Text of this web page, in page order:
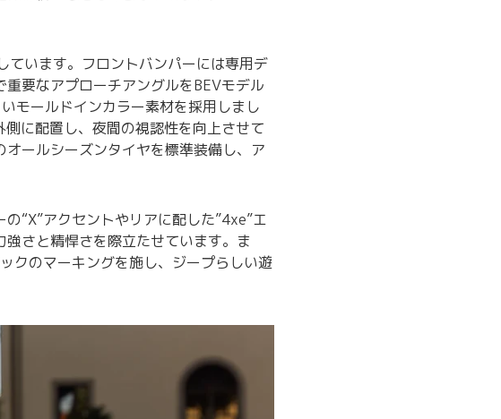
います。フロントバンパーには専用デ
要なアプローチアングルをBEVモデル
モールドインカラー素材を採用しまし
に配置し、夜間の視認性を向上させて
ールシーズンタイヤを標準装備し、ア
“X”アクセントやリアに配した”4xe”エ
さと精悍さを際立たせています。ま
クのマーキングを施し、ジープらしい遊